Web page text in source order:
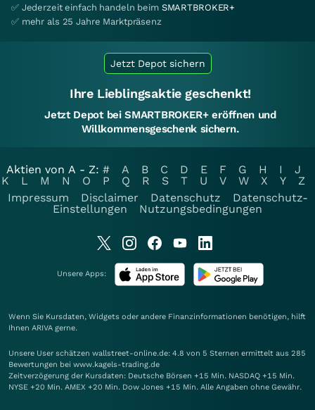
✅ Jederzeit einfach handeln beim SMARTBROKER+
✅ mehr als 25 Jahre Marktpräsenz
Jetzt Depot sichern
Ihre Lieblingsaktie geschenkt!
Jetzt Depot bei SMARTBROKER+ eröffnen und
Willkommensgeschenk sichern.
Aktien von A - Z: # A B C D E F G H I
J
K
L M N O P Q R S T U V W X Y
Z
Impressum
Disclaimer Datenschutz
Datenschutz-
Einstellungen
Nutzungsbedingungen
Unsere Apps:
Wenn Sie Kursdaten, Widgets oder andere Finanzinformationen benötigen, hilft
Ihnen ARIVA gerne.
Unsere User schätzen wallstreet-online.de: 4.8 von 5 Sternen ermittelt aus 285
Bewertungen bei www.kagels-trading.de
Zeitverzögerung der Kursdaten: Deutsche Börsen +15 Min. NASDAQ +15 Min.
NYSE +20 Min. AMEX +20 Min. Dow Jones +15 Min. Alle Angaben ohne Gewähr.